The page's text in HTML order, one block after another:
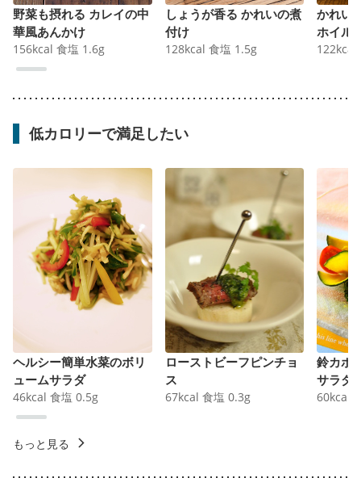
野菜も摂れる カレイの中
華風あんかけ
156kcal 食塩 1.6g
しょうが香る かれいの煮
付け
128kcal 食塩 1.5g
かれい
ホイル
122kcal
低カロリーで満足したい
ヘルシー簡単水菜のボリ
ュームサラダ
46kcal 食塩 0.5g
ローストビーフピンチョ
ス
67kcal 食塩 0.3g
鈴カボ
サラダ
60kcal
もっと見る